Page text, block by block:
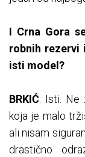
I Crna Gora
robnih rezervi
isti model?
BRKIĆ: Isti. Ne
koja je malo
ali nisam
drastično